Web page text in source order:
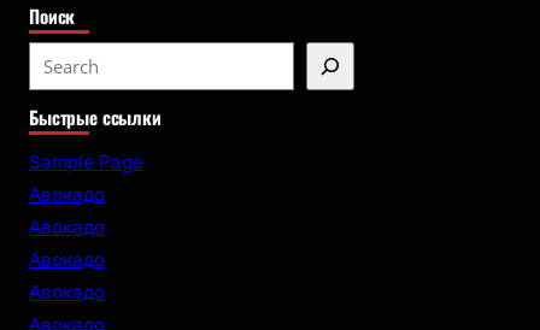
Поиск
e
a
r
Быстрые ссылки
Sample Page
Авокадо
Авокадо
Авокадо
Авокадо
Авокадо